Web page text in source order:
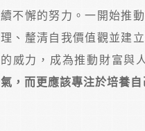
續不懈的努力。一開始推
理、釐清自我價值觀並建
的威力，成為推動財富與
氣，而更應該專注於培養